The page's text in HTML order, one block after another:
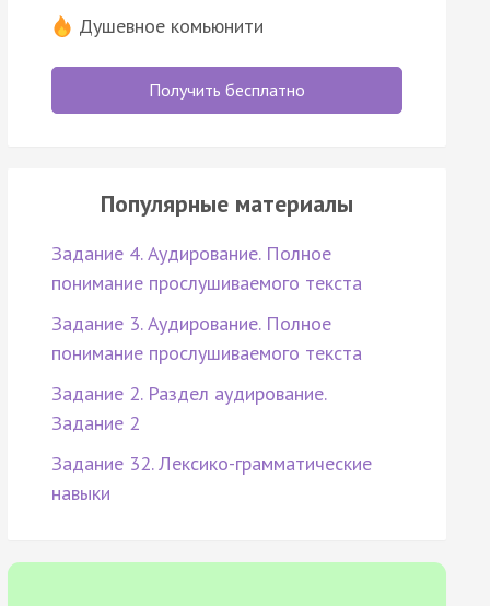
Душевное комьюнити
Получить бесплатно
Популярные материалы
Задание 4. Аудирование. Полное
понимание прослушиваемого текста
Задание 3. Аудирование. Полное
понимание прослушиваемого текста
Задание 2. Раздел аудирование.
Задание 2
Задание 32. Лексико-грамматические
навыки